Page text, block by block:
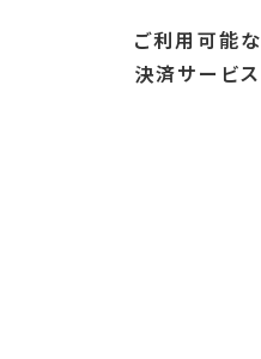
ご利用可能な
決済サービス